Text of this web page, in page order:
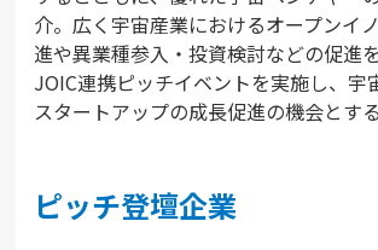
介。広く宇宙産業におけるオープンイ
進や異業種参入・投資検討などの促進
JOIC連携ピッチイベントを実施し、宇
スタートアップの成長促進の機会とする
ピッチ登壇企業